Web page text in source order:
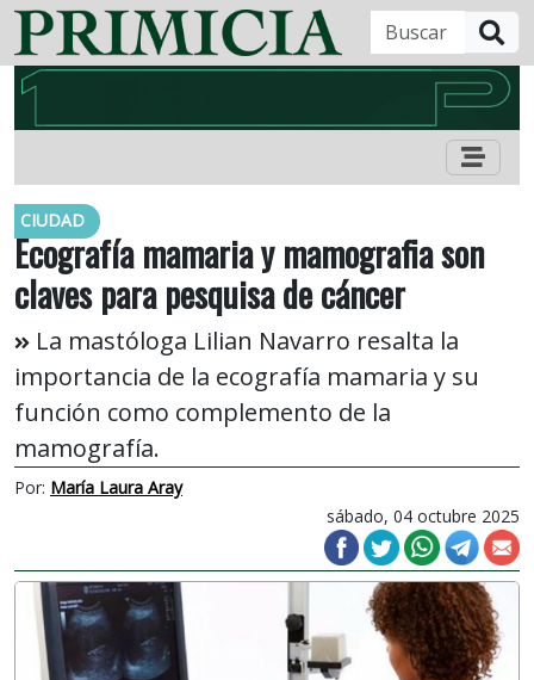
CIUDAD
Ecografía mamaria y mamografia son
claves para pesquisa de cáncer
La mastóloga Lilian Navarro resalta la
importancia de la ecografía mamaria y su
función como complemento de la
mamografía.
Por: María Laura Aray
sábado, 04 octubre 2025